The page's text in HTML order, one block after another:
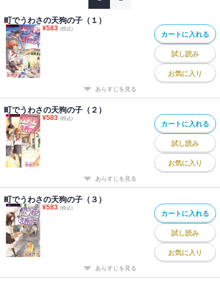
町でうわさの天狗の子（１）
¥583 (税込)
カートに入れる
試し読み
お気に入り
あらすじを見る
町でうわさの天狗の子（２）
¥583 (税込)
カートに入れる
試し読み
お気に入り
あらすじを見る
町でうわさの天狗の子（３）
¥583 (税込)
カートに入れる
試し読み
お気に入り
あらすじを見る